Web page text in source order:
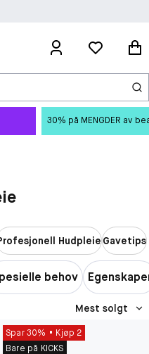
30% på MENGDER av
HudpleieGavetips
behov
Mest solgt
Spar 30%
Kjøp 2
Bare på KICKS